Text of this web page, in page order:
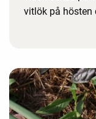
vitlök på hösten